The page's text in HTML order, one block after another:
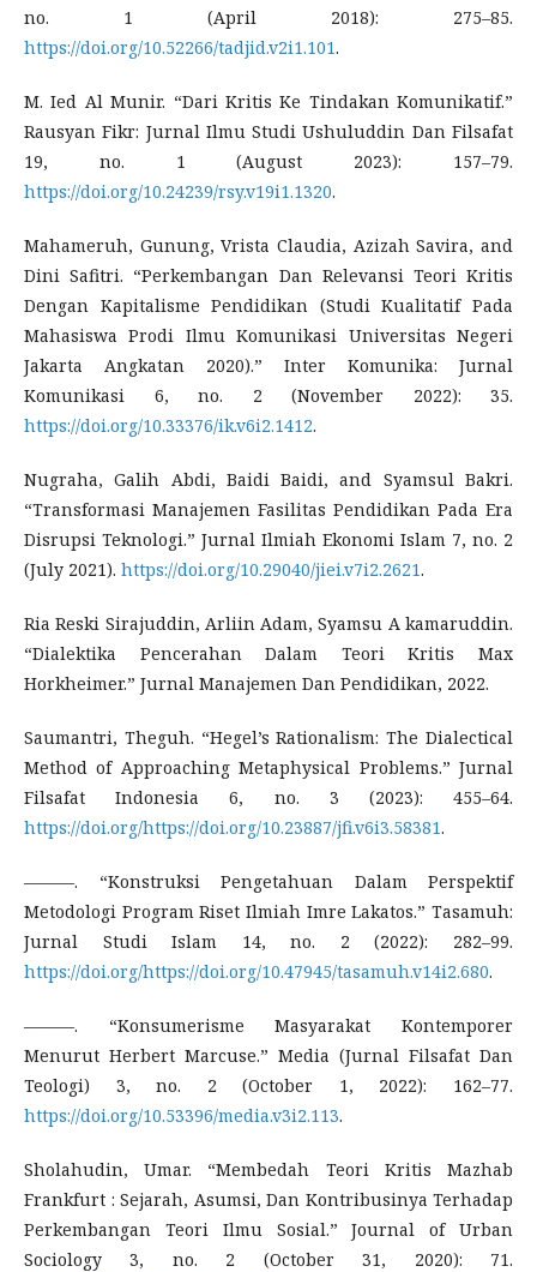
no. 1 (April 2018): 275–85.
https://doi.org/10.52266/tadjid.v2i1.101.
M. Ied Al Munir. “Dari Kritis Ke Tindakan Komunikatif.”
Rausyan Fikr: Jurnal Ilmu Studi Ushuluddin Dan Filsafat
19, no. 1 (August 2023): 157–79.
https://doi.org/10.24239/rsy.v19i1.1320.
Mahameruh, Gunung, Vrista Claudia, Azizah Savira, and
Dini Safitri. “Perkembangan Dan Relevansi Teori Kritis
Dengan Kapitalisme Pendidikan (Studi Kualitatif Pada
Mahasiswa Prodi Ilmu Komunikasi Universitas Negeri
Jakarta Angkatan 2020).” Inter Komunika: Jurnal
Komunikasi 6, no. 2 (November 2022): 35.
https://doi.org/10.33376/ik.v6i2.1412.
Nugraha, Galih Abdi, Baidi Baidi, and Syamsul Bakri.
“Transformasi Manajemen Fasilitas Pendidikan Pada Era
Disrupsi Teknologi.” Jurnal Ilmiah Ekonomi Islam 7, no. 2
(July 2021). https://doi.org/10.29040/jiei.v7i2.2621.
Ria Reski Sirajuddin, Arliin Adam, Syamsu A kamaruddin.
“Dialektika Pencerahan Dalam Teori Kritis Max
Horkheimer.” Jurnal Manajemen Dan Pendidikan, 2022.
Saumantri, Theguh. “Hegel’s Rationalism: The Dialectical
Method of Approaching Metaphysical Problems.” Jurnal
Filsafat Indonesia 6, no. 3 (2023): 455–64.
https://doi.org/https://doi.org/10.23887/jfi.v6i3.58381.
———. “Konstruksi Pengetahuan Dalam Perspektif
Metodologi Program Riset Ilmiah Imre Lakatos.” Tasamuh:
Jurnal Studi Islam 14, no. 2 (2022): 282–99.
https://doi.org/https://doi.org/10.47945/tasamuh.v14i2.680.
———. “Konsumerisme Masyarakat Kontemporer
Menurut Herbert Marcuse.” Media (Jurnal Filsafat Dan
Teologi) 3, no. 2 (October 1, 2022): 162–77.
https://doi.org/10.53396/media.v3i2.113.
Sholahudin, Umar. “Membedah Teori Kritis Mazhab
Frankfurt : Sejarah, Asumsi, Dan Kontribusinya Terhadap
Perkembangan Teori Ilmu Sosial.” Journal of Urban
Sociology 3, no. 2 (October 31, 2020): 71.